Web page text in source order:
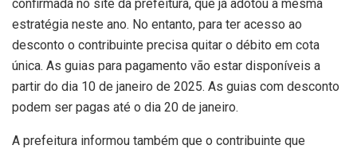
confirmada no site da prefeitura, que já adotou a mesma
estratégia neste ano. No entanto, para ter acesso ao
desconto o contribuinte precisa quitar o débito em cota
única. As guias para pagamento vão estar disponíveis a
partir do dia 10 de janeiro de 2025. As guias com desconto
podem ser pagas até o dia 20 de janeiro.
A prefeitura informou também que o contribuinte que